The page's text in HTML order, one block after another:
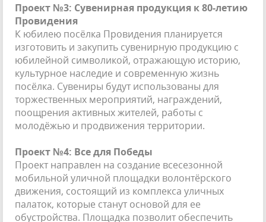
Проект №3: Сувенирная продукция к 80-летию
Провидения
К юбилею посёлка Провидения планируется
изготовить и закупить сувенирную продукцию с
юбилейной символикой, отражающую историю,
культурное наследие и современную жизнь
посёлка. Сувениры будут использованы для
торжественных мероприятий, награждений,
поощрения активных жителей, работы с
молодёжью и продвижения территории.
Проект №4: Все для Победы
Проект направлен на создание всесезонной
мобильной уличной площадки волонтёрского
движения, состоящий из комплекса уличных
палаток, которые станут основой для ее
обустройства. Площадка позволит обеспечить